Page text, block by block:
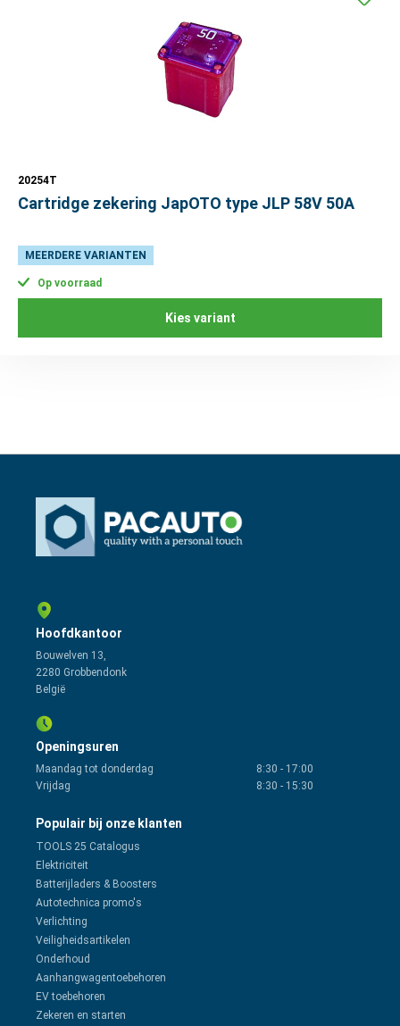
20254T
Cartridge zekering JapOTO type JLP 58V 50A
MEERDERE VARIANTEN
Op voorraad
Kies variant
Hoofdkantoor
Bouwelven 13,
2280 Grobbendonk
België
Openingsuren
Maandag tot donderdag 8:30 - 17:00
Vrijdag
8:30 - 15:30
Populair bij onze klanten
TOOLS 25 Catalogus
Elektriciteit
Batterijladers & Boosters
Autotechnica promo's
Verlichting
Veiligheidsartikelen
Onderhoud
Aanhangwagentoebehoren
EV toebehoren
Zekeren en starten